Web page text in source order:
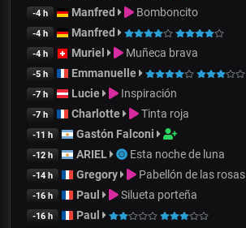
-4 h Manfred Bomboncito
-4 h Manfred
-4 h Muriel Muñeca brava
-5 h Emmanuelle
-7 h Lucie Inspiración
-7 h Charlotte Tinta roja
-11 h Gastón Falconi
-12 h ARIEL Esta noche de luna
-14 h Gregory Pabellón de las rosas
-16 h Paul Silueta porteña
-16 h Paul